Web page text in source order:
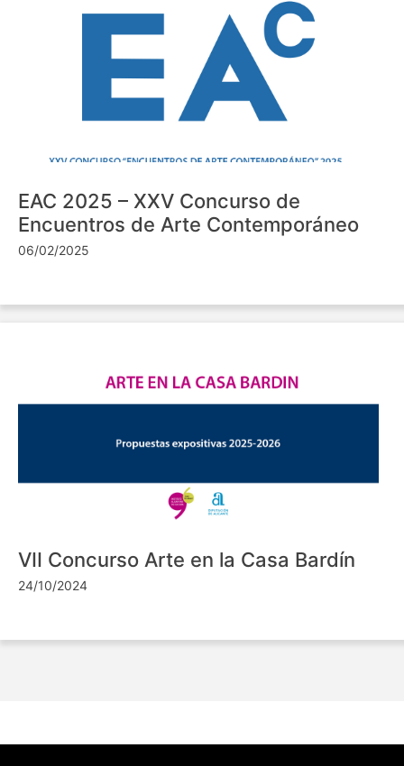
EAC 2025 – XXV Concurso de
Encuentros de Arte Contemporáneo
06/02/2025
VII Concurso Arte en la Casa Bardín
24/10/2024